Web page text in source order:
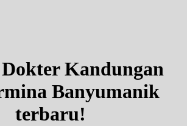
Kandungan
Banyumanik
terbaru!